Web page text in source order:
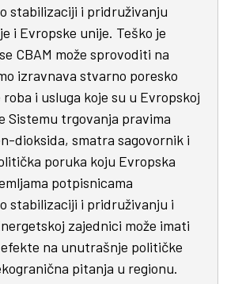
stabilizaciji i pridruživanju
i Evropske unije. Teško je
CBAM može sprovoditi na
izravnava stvarno poresko
i usluga koje su u Evropskoj
Sistemu trgovanja pravima
dioksida, smatra sagovornik i
poruka koju Evropska
potpisnicama
stabilizaciji i pridruživanju i
zajednici može imati
na unutrašnje političke
pitanja u regionu.